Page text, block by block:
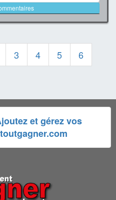
3 4 5
6
et gérez vos